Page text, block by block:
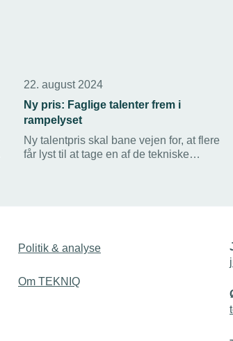
22. august 2024
Ny pris: Faglige talenter frem i
rampelyset
Ny talentpris skal bane vejen for, at flere
får lyst til at tage en af de tekniske
Politik & analyse
Om TEKNIQ